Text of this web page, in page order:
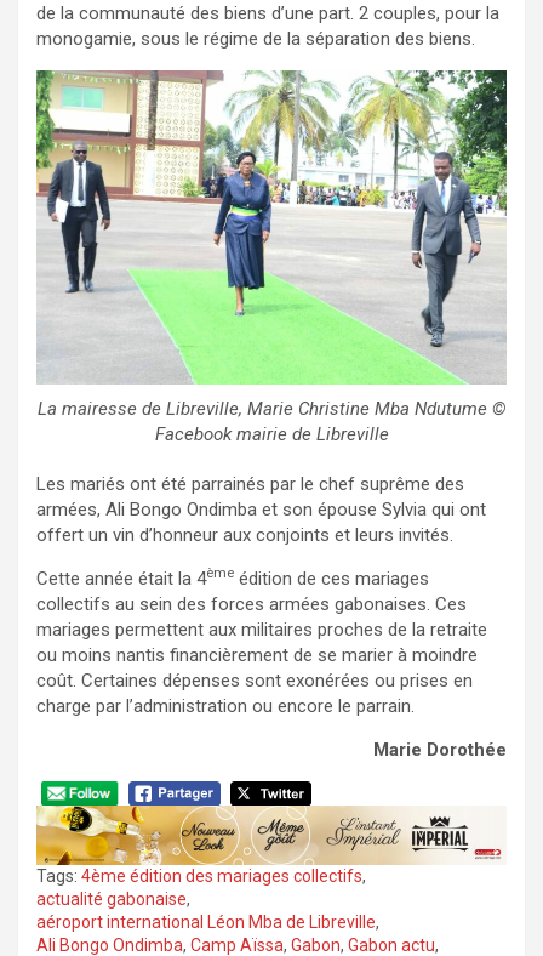
de la communauté des biens d’une part. 2 couples, pour la
monogamie, sous le régime de la séparation des biens.
La mairesse de Libreville, Marie Christine Mba Ndutume ©
Facebook mairie de Libreville
Les mariés ont été parrainés par le chef suprême des
armées, Ali Bongo Ondimba et son épouse Sylvia qui ont
offert un vin d’honneur aux conjoints et leurs invités.
Cette année était la 4ème édition de ces mariages
collectifs au sein des forces armées gabonaises. Ces
mariages permettent aux militaires proches de la retraite
ou moins nantis financièrement de se marier à moindre
coût. Certaines dépenses sont exonérées ou prises en
charge par l’administration ou encore le parrain.
Marie Dorothée
Tags: 4ème édition des mariages collectifs,
actualité gabonaise,
aéroport international Léon Mba de Libreville,
Ali Bongo Ondimba, Camp Aïssa, Gabon, Gabon actu,